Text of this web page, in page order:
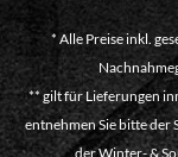
* Alle Preise inkl.
** gilt für Lieferungen
entnehmen Sie bitte
der Winter- &